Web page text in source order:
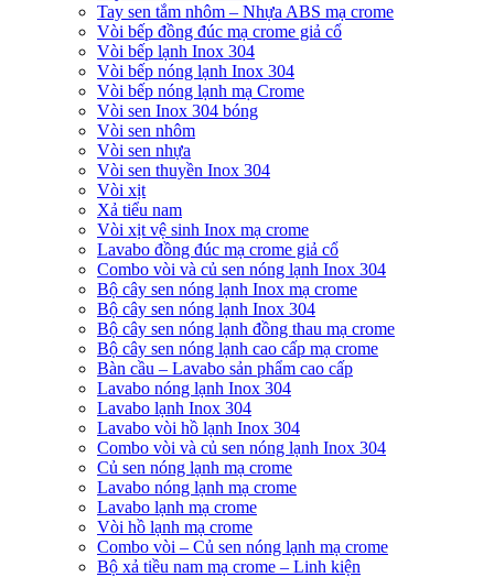
Tay sen tắm nhôm – Nhựa ABS mạ crome
Vòi bếp đồng đúc mạ crome giả cổ
Vòi bếp lạnh Inox 304
Vòi bếp nóng lạnh Inox 304
Vòi bếp nóng lạnh mạ Crome
Vòi sen Inox 304 bóng
Vòi sen nhôm
Vòi sen nhựa
Vòi sen thuyền Inox 304
Vòi xịt
Xả tiểu nam
Vòi xịt vệ sinh Inox mạ crome
Lavabo đồng đúc mạ crome giả cổ
Combo vòi và củ sen nóng lạnh Inox 304
Bộ cây sen nóng lạnh Inox mạ crome
Bộ cây sen nóng lạnh Inox 304
Bộ cây sen nóng lạnh đồng thau mạ crome
Bộ cây sen nóng lạnh cao cấp mạ crome
Bàn cầu – Lavabo sản phẩm cao cấp
Lavabo nóng lạnh Inox 304
Lavabo lạnh Inox 304
Lavabo vòi hồ lạnh Inox 304
Combo vòi và củ sen nóng lạnh Inox 304
Củ sen nóng lạnh mạ crome
Lavabo nóng lạnh mạ crome
Lavabo lạnh mạ crome
Vòi hồ lạnh mạ crome
Combo vòi – Củ sen nóng lạnh mạ crome
Bộ xả tiều nam mạ crome – Linh kiện